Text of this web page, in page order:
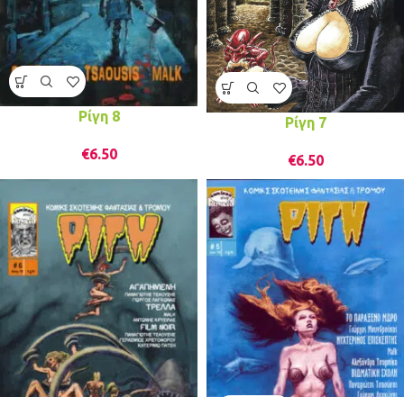
Ρίγη 8
€6.50
Ρίγη 7
€6.50